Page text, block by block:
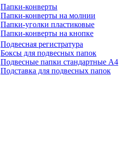
Папки-конверты
Папки-конверты на молнии
Папки-уголки пластиковые
Папки-конверты на кнопке
Подвесная регистратура
Боксы для подвесных папок
Подвесные папки стандартные А4
Подставка для подвесных папок